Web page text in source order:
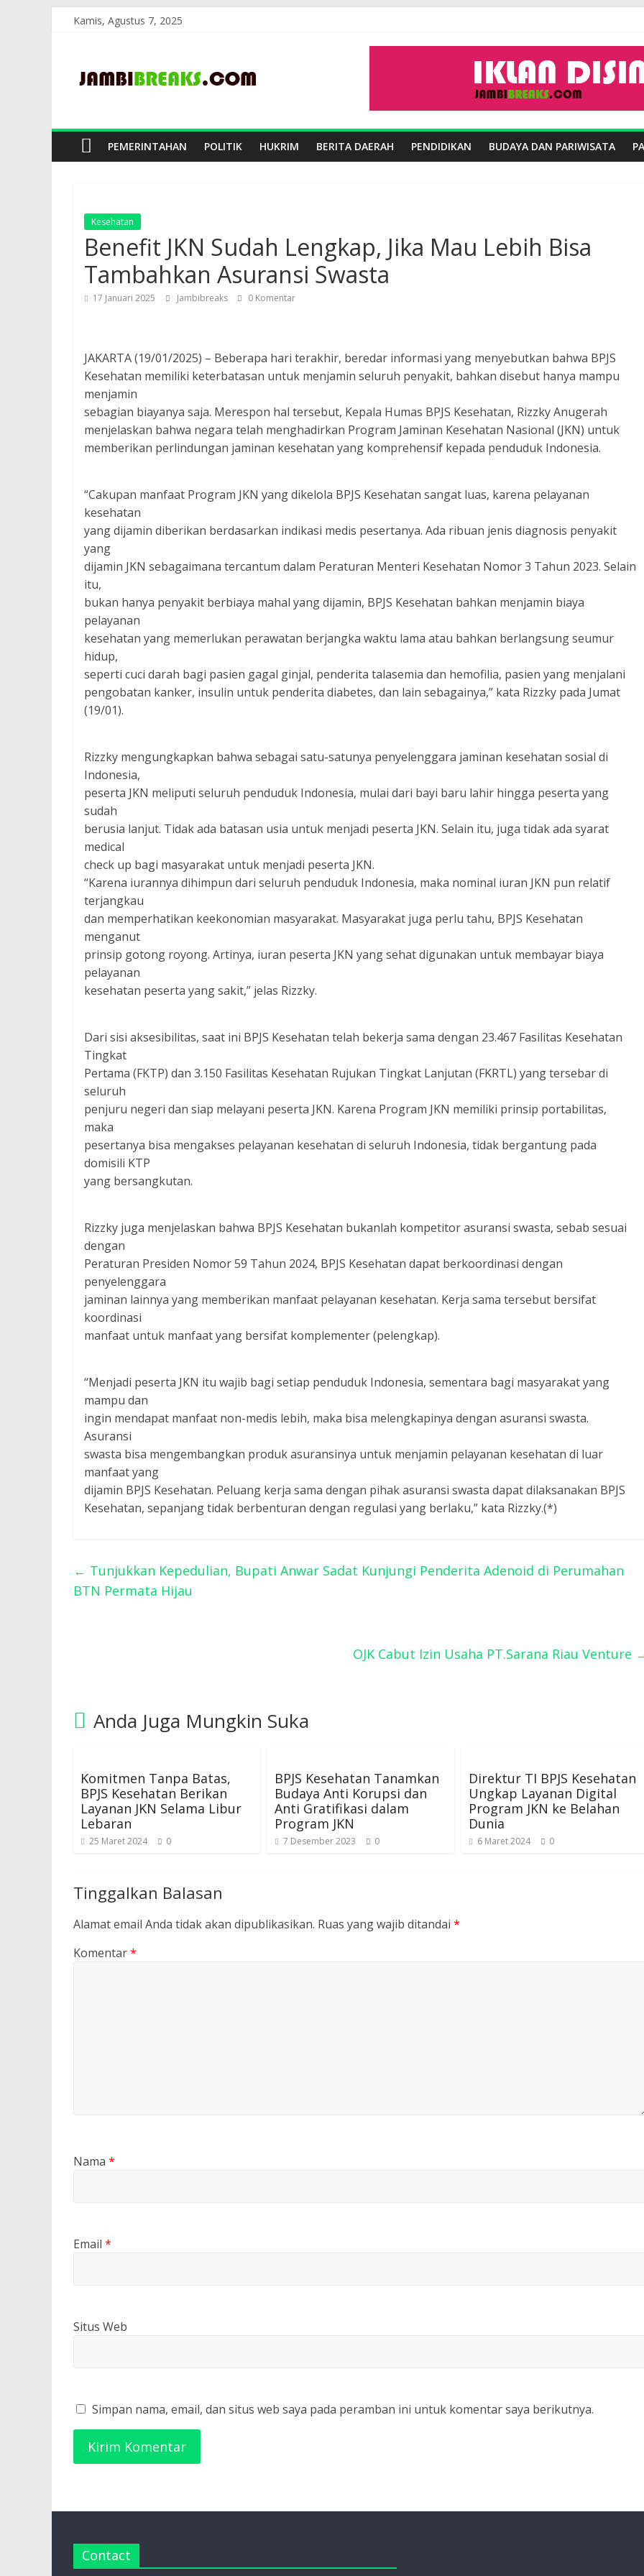
Kamis, Agustus 7, 2025
JambiBreaks
PEMERINTAHAN POLITIK HUKRIM BERITA DAERAH PENDIDIKAN BUDAYA DAN PARIWISATA
Kesehatan
Benefit JKN Sudah Lengkap, Jika Mau Lebih Bisa
Tambahkan Asuransi Swasta
17 Januari 2025 Jambibreaks 0 Komentar
JAKARTA (19/01/2025) – Beberapa hari terakhir, beredar informasi yang menyebutkan bahwa BPJS
Kesehatan memiliki keterbatasan untuk menjamin seluruh penyakit, bahkan disebut hanya mampu
menjamin
sebagian biayanya saja. Merespon hal tersebut, Kepala Humas BPJS Kesehatan, Rizzky Anugerah
menjelaskan bahwa negara telah menghadirkan Program Jaminan Kesehatan Nasional (JKN) untuk
memberikan perlindungan jaminan kesehatan yang komprehensif kepada penduduk Indonesia.
“Cakupan manfaat Program JKN yang dikelola BPJS Kesehatan sangat luas, karena pelayanan
kesehatan
yang dijamin diberikan berdasarkan indikasi medis pesertanya. Ada ribuan jenis diagnosis penyakit
yang
dijamin JKN sebagaimana tercantum dalam Peraturan Menteri Kesehatan Nomor 3 Tahun 2023. Selain
itu,
bukan hanya penyakit berbiaya mahal yang dijamin, BPJS Kesehatan bahkan menjamin biaya
pelayanan
kesehatan yang memerlukan perawatan berjangka waktu lama atau bahkan berlangsung seumur
hidup,
seperti cuci darah bagi pasien gagal ginjal, penderita talasemia dan hemofilia, pasien yang menjalani
pengobatan kanker, insulin untuk penderita diabetes, dan lain sebagainya,” kata Rizzky pada Jumat
(19/01).
Rizzky mengungkapkan bahwa sebagai satu-satunya penyelenggara jaminan kesehatan sosial di
Indonesia,
peserta JKN meliputi seluruh penduduk Indonesia, mulai dari bayi baru lahir hingga peserta yang
sudah
berusia lanjut. Tidak ada batasan usia untuk menjadi peserta JKN. Selain itu, juga tidak ada syarat
medical
check up bagi masyarakat untuk menjadi peserta JKN.
“Karena iurannya dihimpun dari seluruh penduduk Indonesia, maka nominal iuran JKN pun relatif
terjangkau
dan memperhatikan keekonomian masyarakat. Masyarakat juga perlu tahu, BPJS Kesehatan
menganut
prinsip gotong royong. Artinya, iuran peserta JKN yang sehat digunakan untuk membayar biaya
pelayanan
kesehatan peserta yang sakit,” jelas Rizzky.
Dari sisi aksesibilitas, saat ini BPJS Kesehatan telah bekerja sama dengan 23.467 Fasilitas Kesehatan
Tingkat
Pertama (FKTP) dan 3.150 Fasilitas Kesehatan Rujukan Tingkat Lanjutan (FKRTL) yang tersebar di
seluruh
penjuru negeri dan siap melayani peserta JKN. Karena Program JKN memiliki prinsip portabilitas,
maka
pesertanya bisa mengakses pelayanan kesehatan di seluruh Indonesia, tidak bergantung pada
domisili KTP
yang bersangkutan.
Rizzky juga menjelaskan bahwa BPJS Kesehatan bukanlah kompetitor asuransi swasta, sebab sesuai
dengan
Peraturan Presiden Nomor 59 Tahun 2024, BPJS Kesehatan dapat berkoordinasi dengan
penyelenggara
jaminan lainnya yang memberikan manfaat pelayanan kesehatan. Kerja sama tersebut bersifat
koordinasi
manfaat untuk manfaat yang bersifat komplementer (pelengkap).
“Menjadi peserta JKN itu wajib bagi setiap penduduk Indonesia, sementara bagi masyarakat yang
mampu dan
ingin mendapat manfaat non-medis lebih, maka bisa melengkapinya dengan asuransi swasta.
Asuransi
swasta bisa mengembangkan produk asuransinya untuk menjamin pelayanan kesehatan di luar
manfaat yang
dijamin BPJS Kesehatan. Peluang kerja sama dengan pihak asuransi swasta dapat dilaksanakan BPJS
Kesehatan, sepanjang tidak berbenturan dengan regulasi yang berlaku,” kata Rizzky.(*)
← Tunjukkan Kepedulian, Bupati Anwar Sadat Kunjungi Penderita Adenoid di Perumahan
BTN Permata Hijau
OJK Cabut Izin Usaha PT.Sarana Riau Venture
Anda Juga Mungkin Suka
Komitmen Tanpa Batas,
BPJS Kesehatan Berikan
Layanan JKN Selama Libur
Lebaran
25 Maret 2024 0
BPJS Kesehatan Tanamkan
Budaya Anti Korupsi dan
Anti Gratifikasi dalam
Program JKN
7 Desember 2023 0
Direktur TI BPJS Kesehatan
Ungkap Layanan Digital
Program JKN ke Belahan
Dunia
6 Maret 2024 0
Tinggalkan Balasan
Alamat email Anda tidak akan dipublikasikan. Ruas yang wajib ditandai *
Komentar*
Nama *
Email *
Situs Web
Simpan nama, email, dan situs web saya pada peramban ini untuk komentar saya berikutnya.
Contact